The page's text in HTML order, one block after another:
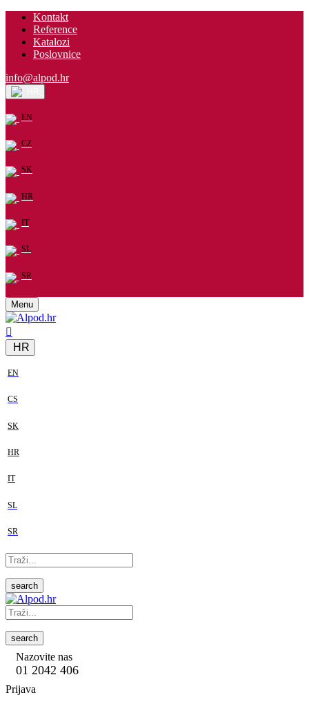
Kontakt
Reference
Katalozi
Poslovnice
info@alpod.hr
EN
CZ
SK
HR
IT
SL
SR
Menu
HR
EN
CS
SK
HR
IT
SL
SR
search
search
Nazovite nas
01 2042 406
Prijava